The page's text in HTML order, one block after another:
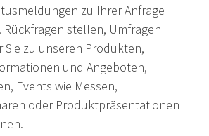
zu Ihrer Anfrage
stellen, Umfragen
zu unseren Produkten,
und Angeboten,
Events wie Messen,
oder Produktpräsentationen